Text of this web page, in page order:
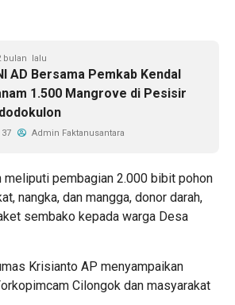
bulan lalu
AD Bersama Pemkab Kendal
1.500 Mangrove di Pesisir
37 Admin Faktanusantara
meliputi pembagian 2.000 bibit pohon
nangka, dan mangga, donor darah,
sembako kepada warga Desa
Krisianto AP menyampaikan
Cilongok dan masyarakat